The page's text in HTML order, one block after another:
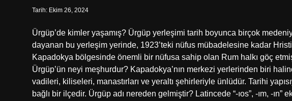
Tarih: Ekim 26, 2024
Ürgüp’de kimler yaşamış? Ürgüp yerleşimi tarih boyunca birçok
dayanan bu yerleşim yerinde, 1923’teki nüfus mübadelesine kadar
Kapadokya bölgesinde önemli bir nüfusa sahip olan Rum halkı göç
Ürgüp’ün neyi meşhurdur? Kapadokya’nın merkezi yerlerinden biri
vadileri, kiliseleri, manastırları ve yeraltı şehirleriyle ünlüdür. Tarihi
bağlı bir ilçedir. Ürgüp adı nereden gelmiştir? Latincede “-ıos”, -ım, -ın”